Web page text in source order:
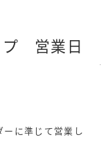
プ 営業日
ーに準じて営業し